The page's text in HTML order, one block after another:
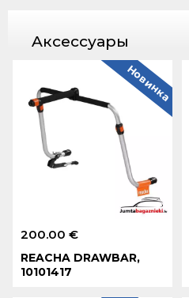
Aксессуары
200.00 €
REACHA DRAWBAR,
10101417
Новинка